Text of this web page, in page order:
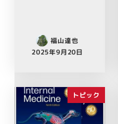
福山達也
2025年9月20日
トピック